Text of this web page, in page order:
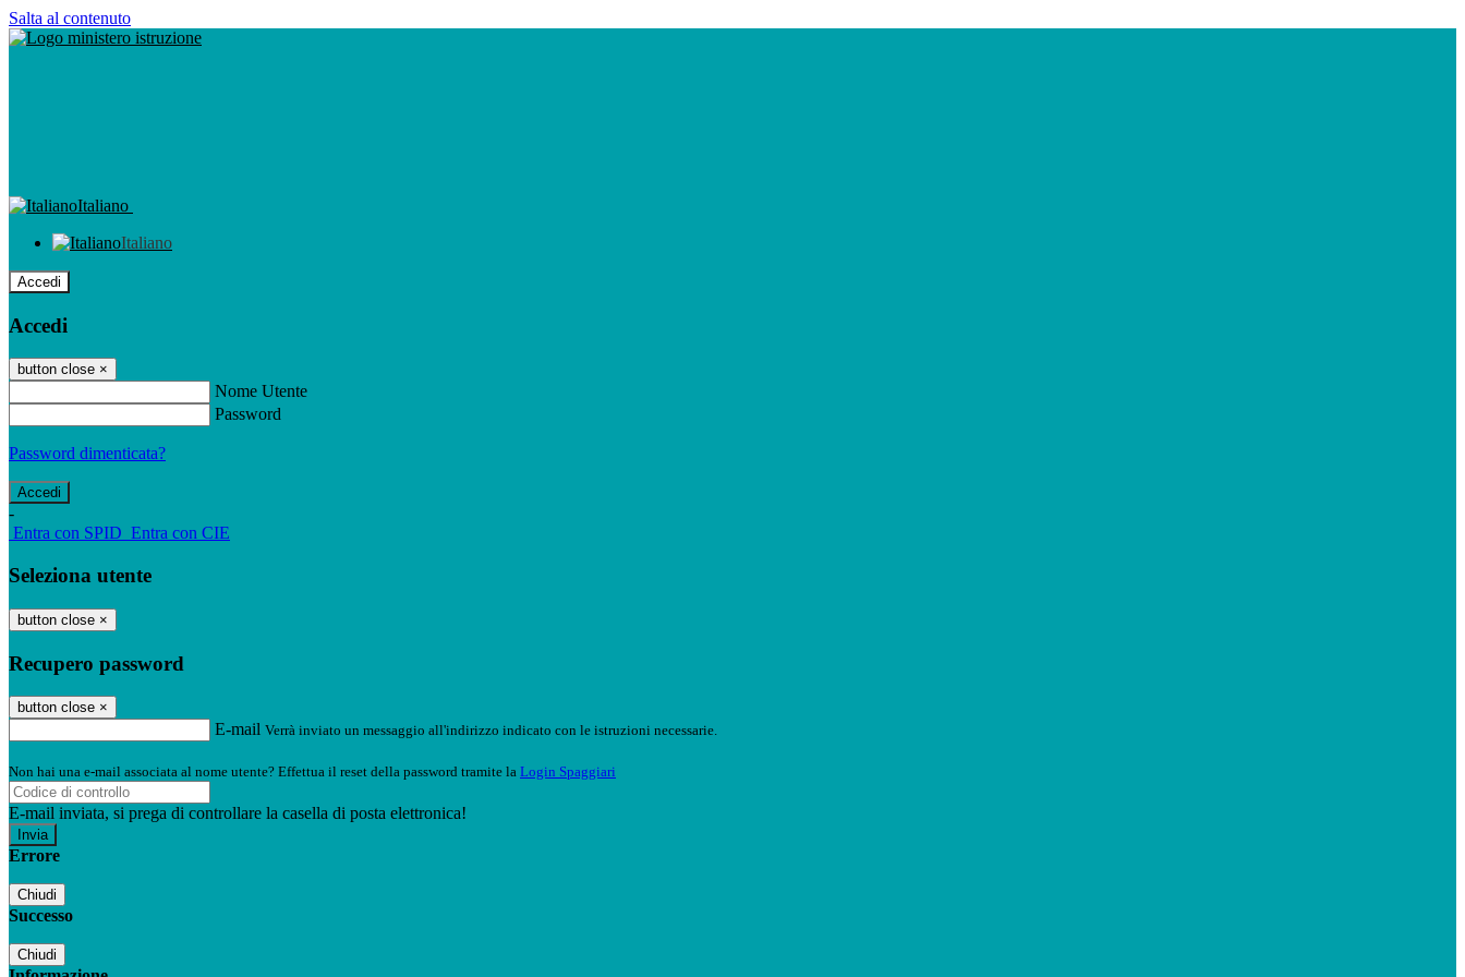
Salta al contenuto
Italiano
Italiano
Accedi
Accedi
button close ×
Nome Utente
Password
Password dimenticata?
-
Entra con SPID Entra con CIE
Seleziona utente
button close ×
Recupero password
button close ×
E-mail Verrà inviato un messaggio all'indirizzo indicato con le istruzioni necessarie.
Non hai una e-mail associata al nome utente? Effettua il reset della password tramite la Login Spaggiari
E-mail inviata, si prega di controllare la casella di posta elettronica!
Errore
Chiudi
Successo
Chiudi